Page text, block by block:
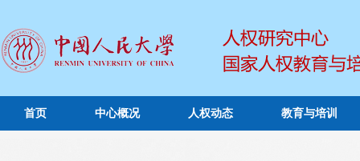
首页 中心概况 人权动态 教育与培训